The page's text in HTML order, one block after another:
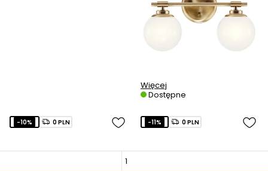
Więcej
Dostępne
-10% 0 PLN -11% 0 PLN